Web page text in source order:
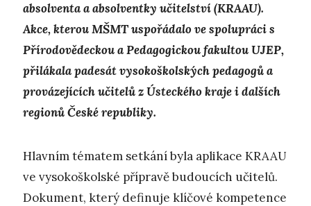
absolventa a absolventky učitelství (KRAAU).
Akce, kterou MŠMT uspořádalo ve spolupráci s
Přírodovědeckou a Pedagogickou fakultou UJEP,
přilákala padesát vysokoškolských pedagogů a
provázejících učitelů z Ústeckého kraje i dalších
regionů České republiky.
Hlavním tématem setkání byla aplikace KRAAU
ve vysokoškolské přípravě budoucích učitelů.
Dokument, který definuje klíčové kompetence